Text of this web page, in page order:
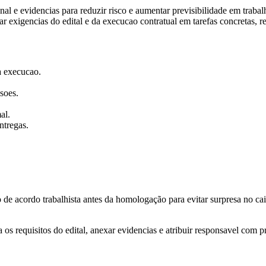
e evidencias para reduzir risco e aumentar previsibilidade em
do edital e da execucao contratual em tarefas concretas,
execucao.
acordo trabalhista antes da homologação para evitar surpresa no
requisitos do edital, anexar evidencias e atribuir responsavel com